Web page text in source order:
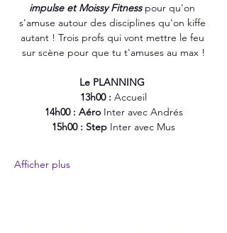
impulse et Moissy Fitness pour qu'on
s'amuse autour des disciplines qu'on kiffe
autant ! Trois profs qui vont mettre le feu
sur scène pour que tu t'amuses au max !
Le PLANNING
13h00 : Accueil
14h00 : Aéro Inter avec Andrés
15h00 : Step Inter avec Mus
Afficher plus